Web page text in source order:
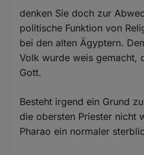
denken Sie doch zur
politische Funktion von
bei den alten Ägyptern.
Volk wurde weis gemacht,
Gott.
Besteht irgend ein Grund
die obersten Priester nicht
Pharao ein normaler